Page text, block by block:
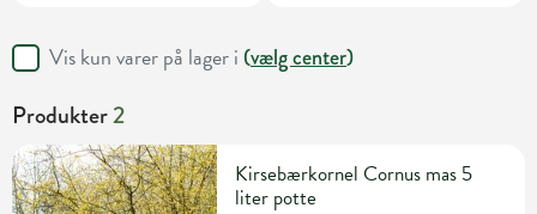
Vis kun varer på lager i (vælg center)
Produkter2
Kirsebærkornel Cornus mas 5
liter potte